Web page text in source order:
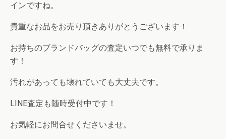
インですね。
貴重なお品をお売り頂きありがとうございます！
お持ちのブランドバッグの査定いつでも無料で承りま
す！
汚れがあっても壊れていても大丈夫です。
LINE査定も随時受付中です！
お気軽にお問合せくださいませ。